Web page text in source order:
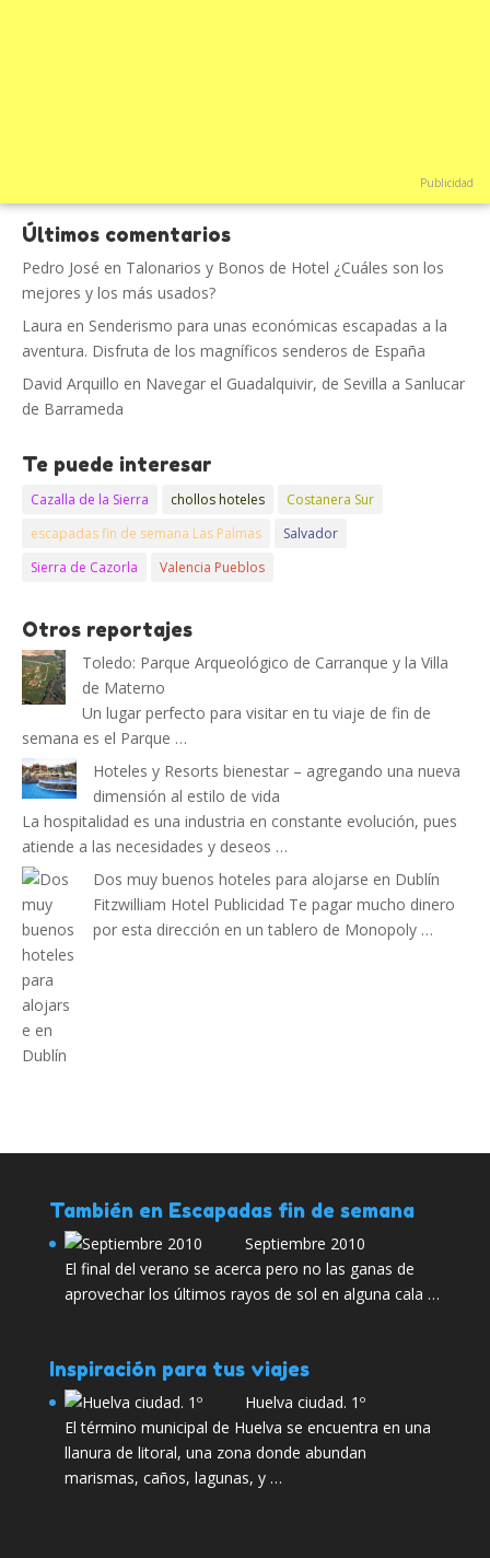
Publicidad
Últimos comentarios
Pedro José en Talonarios y Bonos de Hotel ¿Cuáles son los
mejores y los más usados?
Laura en Senderismo para unas económicas escapadas a la
aventura. Disfruta de los magníficos senderos de España
David Arquillo en Navegar el Guadalquivir, de Sevilla a Sanlucar
de Barrameda
Te puede interesar
Cazalla de la Sierra chollos hoteles
Costanera Sur
escapadas fin de semana Las Palmas
Salvador
Sierra de Cazorla
Valencia Pueblos
Otros reportajes
Toledo: Parque Arqueológico de Carranque y la Villa
de Materno
Un lugar perfecto para visitar en tu viaje de fin de
semana es el Parque …
Hoteles y Resorts bienestar – agregando una nueva
dimensión al estilo de vida
La hospitalidad es una industria en constante evolución, pues
atiende a las necesidades y deseos …
Dos muy buenos hoteles para alojarse en Dublín
Fitzwilliam Hotel Publicidad Te pagar mucho dinero
por esta dirección en un tablero de Monopoly …
También en Escapadas fin de semana
Septiembre 2010
El final del verano se acerca pero no las ganas de
aprovechar los últimos rayos de sol en alguna cala …
Inspiración para tus viajes
Huelva ciudad. 1º
El término municipal de Huelva se encuentra en una
llanura de litoral, una zona donde abundan
marismas, caños, lagunas, y …